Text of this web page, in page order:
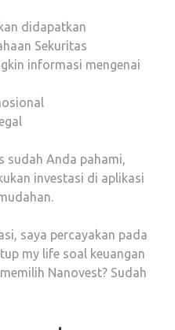
didapatkan
Sekuritas
informasi mengenai
sudah Anda pahami,
investasi di aplikasi
saya percayakan pada
my life soal keuangan
Nanovest? Sudah